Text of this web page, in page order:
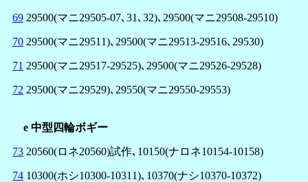
69 29500(マニ29505-07､31､32)､29500(マニ29508-29510)
70 29500(マニ29511)､29500(マニ29513-29516､29530)
71 29500(マニ29517-29525)､29500(マニ29526-29528)
72 29500(マニ29529)､29550(マニ29550-29553)
e 中型四輪ボギー
73 20560(ロネ20560)試作､10150(ナロネ10154-10158)
74 10300(ホシ10300-10311)､10370(ナシ10370-10372)